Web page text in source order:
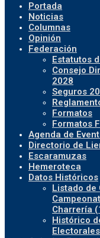
Portada
Noticias
Columnas
Opinión
Federación
Estatutos
Consejo
2028
Seguros
Formatos
Formatos
Agenda de
Directorio de
Escaramuzas
Hemeroteca
Datos Históricos
Listado de
Charrería
Histórico